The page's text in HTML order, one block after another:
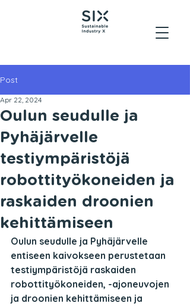
Post
Oulun seudulle ja
Pyhäjärvelle
testiympäristöjä
robottityökoneiden ja
raskaiden droonien
kehittämiseen
Apr 22, 2024
Oulun seudulle ja Pyhäjärvelle
entiseen kaivokseen perustetaan
testiympäristöjä raskaiden
robottityökoneiden, -ajoneuvojen
ja droonien kehittämiseen ja